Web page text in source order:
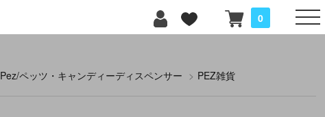
0
Pez/ペッツ・キャンディーディスペンサー > PEZ雑貨